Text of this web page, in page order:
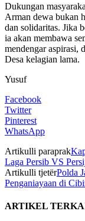
Dukungan
Arman dewa bukan
dan solidaritas. Jika
ia akan membawa
mendengar aspirasi,
Desa kelagian lama.
Yusuf
Facebook
Twitter
Pinterest
WhatsApp
Artikulli paraprak
Laga Persib VS
Artikulli tjetërPolda
Penganiayaan di
ARTIKEL